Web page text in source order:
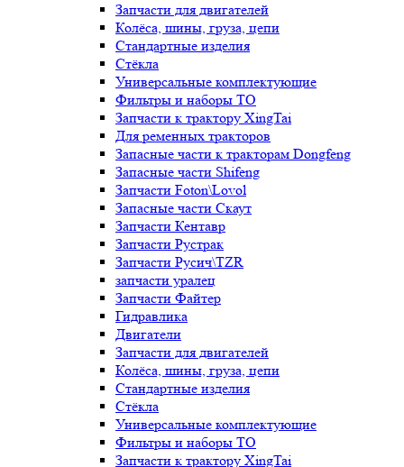
Запчасти для двигателей
Колёса, шины, груза, цепи
Стандартные изделия
Стёкла
Универсальные комплектующие
Фильтры и наборы ТО
Запчасти к трактору XingTai
Для ременных тракторов
Запасные части к тракторам Dongfeng
Запасные части Shifeng
Запчасти Foton\Lovol
Запасные части Скаут
Запчасти Кентавр
Запчасти Рустрак
Запчасти Русич\TZR
запчасти уралец
Запчасти Файтер
Гидравлика
Двигатели
Запчасти для двигателей
Колёса, шины, груза, цепи
Стандартные изделия
Стёкла
Универсальные комплектующие
Фильтры и наборы ТО
Запчасти к трактору XingTai